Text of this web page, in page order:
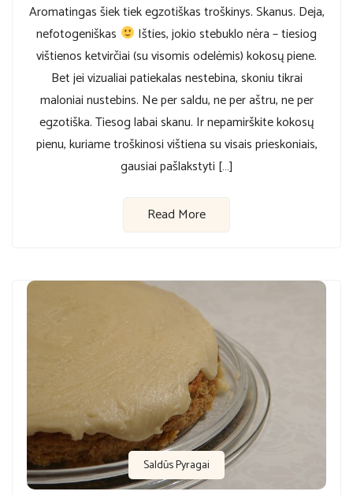
Aromatingas šiek tiek egzotiškas troškinys. Skanus. Deja,
nefotogeniškas
Išties, jokio stebuklo nėra – tiesiog
vištienos ketvirčiai (su visomis odelėmis) kokosų piene.
Bet jei vizualiai patiekalas nestebina, skoniu tikrai
maloniai nustebins. Ne per saldu, ne per aštru, ne per
egzotiška. Tiesog labai skanu. Ir nepamirškite kokosų
pienu, kuriame troškinosi vištiena su visais prieskoniais,
gausiai pašlakstyti […]
Read More
Saldūs Pyragai